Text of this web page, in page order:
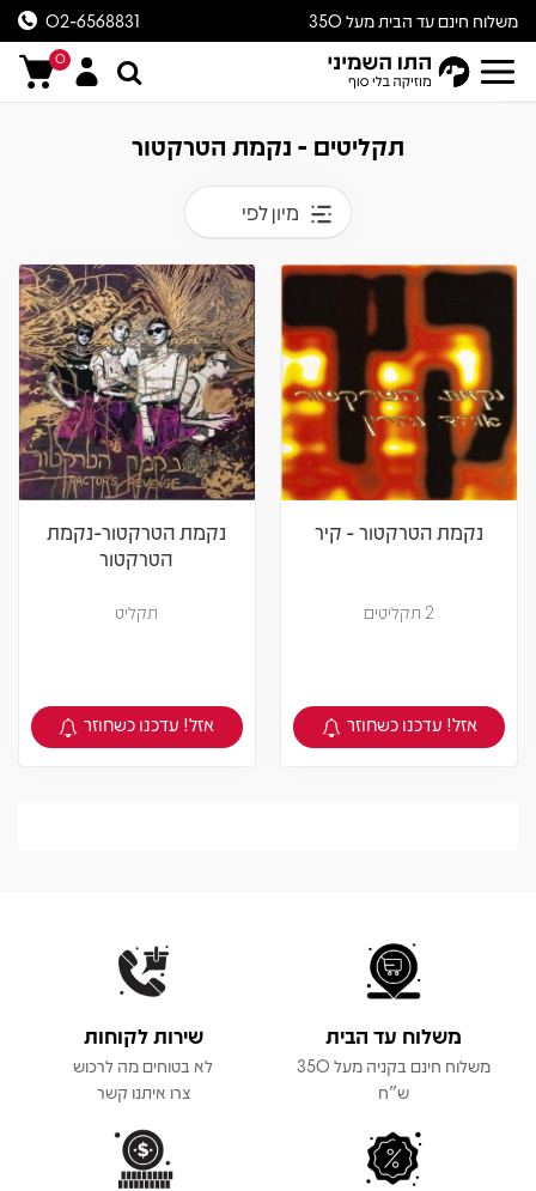
משלוח חינם עד הבית מעל 350
ש״ח
02-6568831
0
תקליטים - נקמת הטרקטור
מיון לפי
נקמת הטרקטור - קיר
2 תקליטים
צפיה במוצר
אזל! עדכנו כשחוזר
נקמת הטרקטור-נקמת
הטרקטור
תקליט
צפיה במוצר
אזל! עדכנו כשחוזר
משלוח עד הבית
משלוח חינם בקניה מעל 350
ש"ח
שירות לקוחות
לא בטוחים מה לרכוש
צרו איתנו קשר